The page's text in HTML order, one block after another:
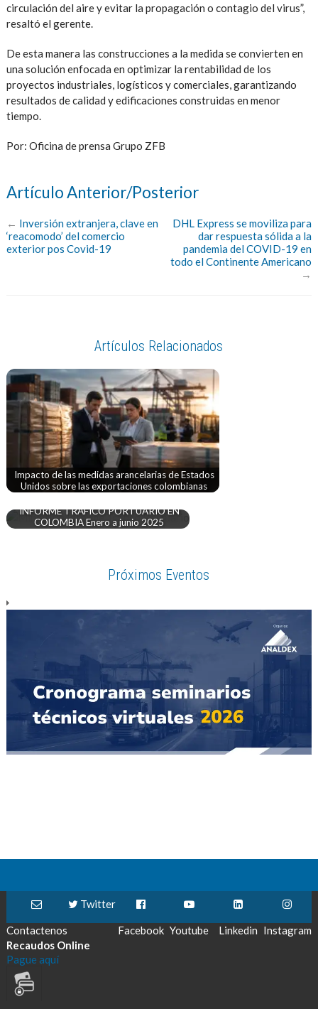
circulación del aire y evitar la propagación o contagio del virus”,
resaltó el gerente.
De esta manera las construcciones a la medida se convierten en
una solución enfocada en optimizar la rentabilidad de los
proyectos industriales, logísticos y comerciales, garantizando
resultados de calidad y edificaciones construidas en menor
tiempo.
Por: Oficina de prensa Grupo ZFB
Artículo Anterior/Posterior
← Inversión extranjera, clave en
‘reacomodo’ del comercio
exterior pos Covid-19
DHL Express se moviliza para
dar respuesta sólida a la
pandemia del COVID-19 en
todo el Continente Americano
→
Artículos Relacionados
Impacto de las medidas arancelarias de Estados
Unidos sobre las exportaciones colombianas
INFORME TRÁFICO PORTUARIO EN
COLOMBIA Enero a junio 2025
Próximos Eventos
Contactenos
Twitter
Facebook Youtube Linkedin Instagram
Recaudos Online
Pague aquí